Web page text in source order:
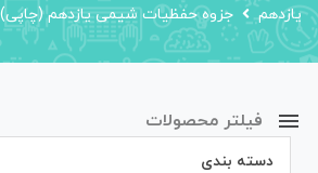
یازدهم
جزوه حفظیات شیمی یازدهم (چاپی)
فیلتر محصولات
دسته بندی